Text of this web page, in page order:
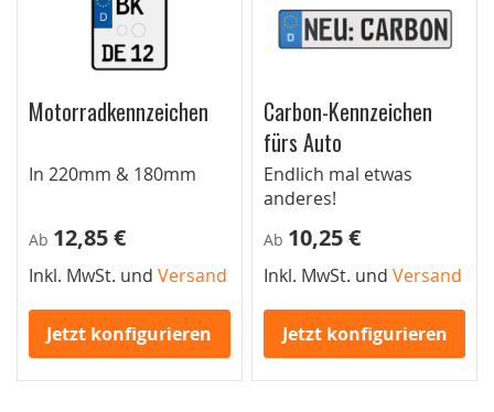
Motorradkennzeichen
In 220mm & 180mm
Ab 12,85 €
Inkl. MwSt. und Versand
Jetzt konfigurieren
Carbon-Kennzeichen
fürs Auto
Endlich mal etwas
anderes!
Ab 10,25 €
Inkl. MwSt. undVersand
Jetzt konfigurieren